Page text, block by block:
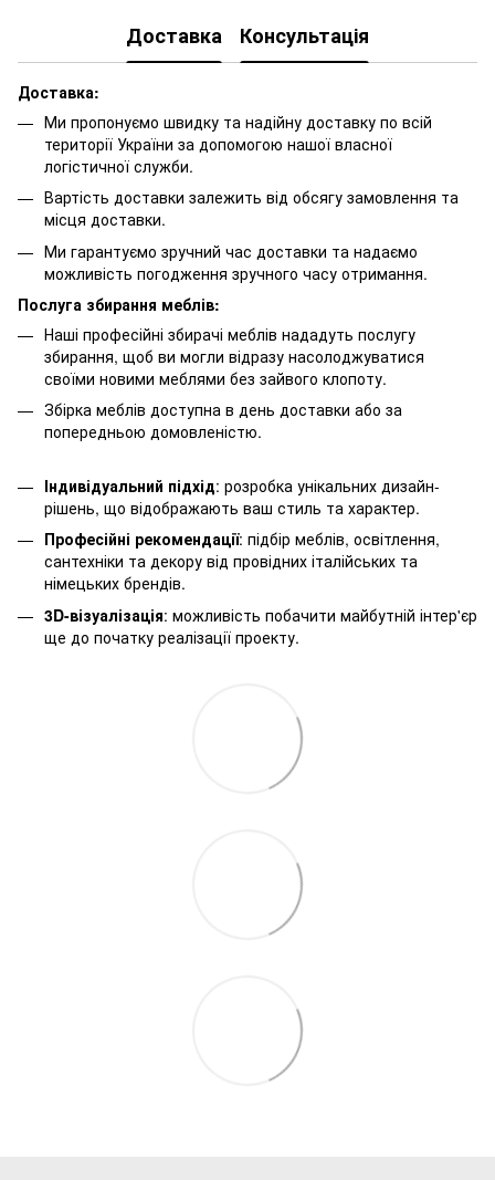
Доставка Консультація
Доставка:
Ми пропонуємо швидку та надійну доставку по всій
території України за допомогою нашої власної
логістичної служби.
Вартість доставки залежить від обсягу замовлення та
місця доставки.
Ми гарантуємо зручний час доставки та надаємо
можливість погодження зручного часу отримання.
Послуга збирання меблів:
Наші професійні збирачі меблів нададуть послугу
збирання, щоб ви могли відразу насолоджуватися
своїми новими меблями без зайвого клопоту.
Збірка меблів доступна в день доставки або за
попередньою домовленістю.
Індивідуальний підхід: розробка унікальних дизайн-
рішень, що відображають ваш стиль та характер.
Професійні рекомендації: підбір меблів, освітлення,
сантехніки та декору від провідних італійських та
німецьких брендів.
3D-візуалізація: можливість побачити майбутній інтер'єр
ще до початку реалізації проекту.